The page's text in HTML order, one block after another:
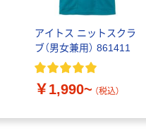
アイトス ニットスクラ
ブ（男女兼用） 861411
￥1,990~ （税込）